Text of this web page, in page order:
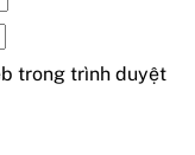
trong trình duyệt